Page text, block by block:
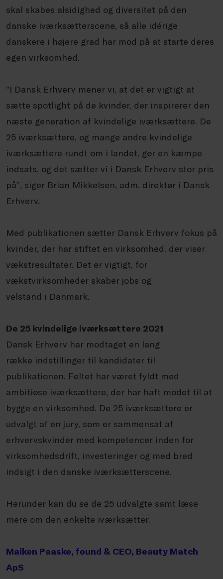
skal skabes alsidighed og diversitet på den
danske iværksætterscene, så alle idérige
danskere i højere grad har mod på at starte deres
egen virksomhed.
”I Dansk Erhverv mener vi, at det er vigtigt at
sætte spotlight på de kvinder, der inspirerer den
næste generation af kvindelige iværksættere. De
25 iværksættere, og mange andre kvindelige
iværksættere rundt om i landet, gør en kæmpe
indsats, og det sætter vi i Dansk Erhverv stor pris
på”, siger Brian Mikkelsen, adm. direktør i Dansk
Erhverv.
Med publikationen sætter Dansk Erhverv fokus på
kvinder, der har stiftet en virksomhed, der viser
vækstresultater. Det er vigtigt, for
vækstvirksomheder skaber jobs og
velstand i Danmark.
De 25 kvindelige iværksættere 2021
Dansk Erhverv har modtaget en lang
række indstillinger til kandidater til
publikationen. Feltet har været fyldt med
ambitiøse iværksættere, der har haft modet til at
bygge en virksomhed. De 25 iværksættere er
udvalgt af en jury, som er sammensat af
erhvervskvinder med kompetencer inden for
virksomhedsdrift, investeringer og med bred
indsigt i den danske iværksætterscene.
Herunder kan du se de 25 udvalgte samt læse
mere om den enkelte iværksætter.
Maiken Paaske, found & CEO, Beauty Match
ApS